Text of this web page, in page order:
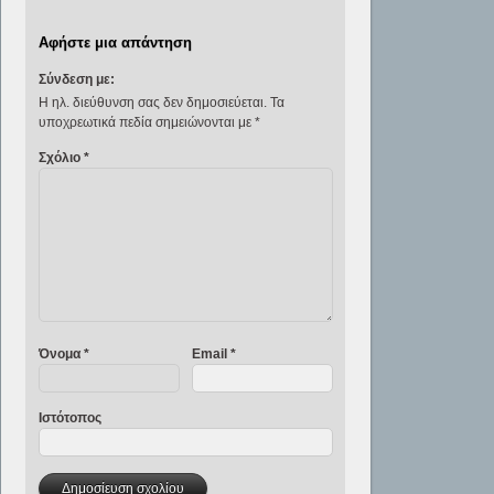
διερευνήσουν τον
βιβλίων και θα
αντλήσουν
γνώση μέσα από
την επαφή τους
με…
Αφήστε μια απάντηση
Σύνδεση με:
Η ηλ. διεύθυνση σας δεν δημοσιεύεται. Τα
υποχρεωτικά πεδία σημειώνονται με *
Σχόλιο *
Όνομα * Email *
Ιστότοπος